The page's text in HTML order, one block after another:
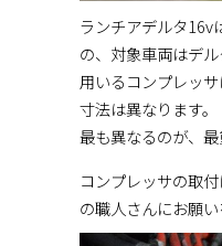
ランチアデルタ16v
の、対象車両はデ
用いるコンプレッ
寸法は異なります。
最も異なるのが、
コンプレッサの取
の職人さんにお願